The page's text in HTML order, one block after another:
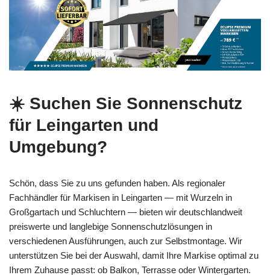
☀️ Suchen Sie Sonnenschutz
für Leingarten und
Umgebung?
Schön, dass Sie zu uns gefunden haben. Als regionaler
Fachhändler für Markisen in Leingarten — mit Wurzeln in
Großgartach und Schluchtern — bieten wir deutschlandweit
preiswerte und langlebige Sonnenschutzlösungen in
verschiedenen Ausführungen, auch zur Selbstmontage. Wir
unterstützen Sie bei der Auswahl, damit Ihre Markise optimal zu
Ihrem Zuhause passt: ob Balkon, Terrasse oder Wintergarten.